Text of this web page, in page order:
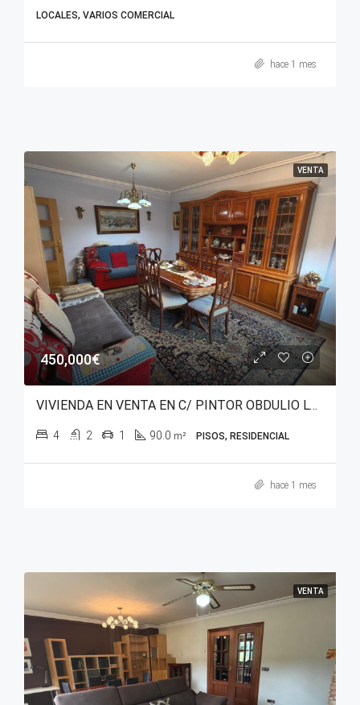
LOCALES, VARIOS COMERCIAL
hace 1 mes
VENTA
450,000€
VIVIENDA EN VENTA EN C/ PINTOR OBDULIO LÓPEZ DE URALDE – SAN MARTÍN
4 2 1 90.0 m² PISOS, RESIDENCIAL
hace 1 mes
VENTA